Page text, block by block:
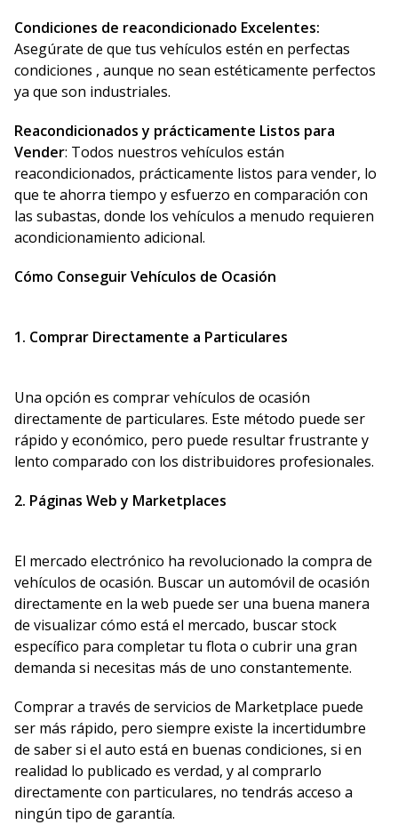
Condiciones de reacondicionado Excelentes:
Asegúrate de que tus vehículos estén en perfectas
condiciones , aunque no sean estéticamente perfectos
ya que son industriales.
Reacondicionados y prácticamente Listos para
Vender: Todos nuestros vehículos están
reacondicionados, prácticamente listos para vender, lo
que te ahorra tiempo y esfuerzo en comparación con
las subastas, donde los vehículos a menudo requieren
acondicionamiento adicional.
Cómo Conseguir Vehículos de Ocasión
1. Comprar Directamente a Particulares
Una opción es comprar vehículos de ocasión
directamente de particulares. Este método puede ser
rápido y económico, pero puede resultar frustrante y
lento comparado con los distribuidores profesionales.
2. Páginas Web y Marketplaces
El mercado electrónico ha revolucionado la compra de
vehículos de ocasión. Buscar un automóvil de ocasión
directamente en la web puede ser una buena manera
de visualizar cómo está el mercado, buscar stock
específico para completar tu flota o cubrir una gran
demanda si necesitas más de uno constantemente.
Comprar a través de servicios de Marketplace puede
ser más rápido, pero siempre existe la incertidumbre
de saber si el auto está en buenas condiciones, si en
realidad lo publicado es verdad, y al comprarlo
directamente con particulares, no tendrás acceso a
ningún tipo de garantía.